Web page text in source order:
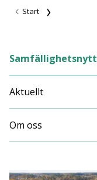
Start
Samfällighetsnytt
Aktuellt
Om oss